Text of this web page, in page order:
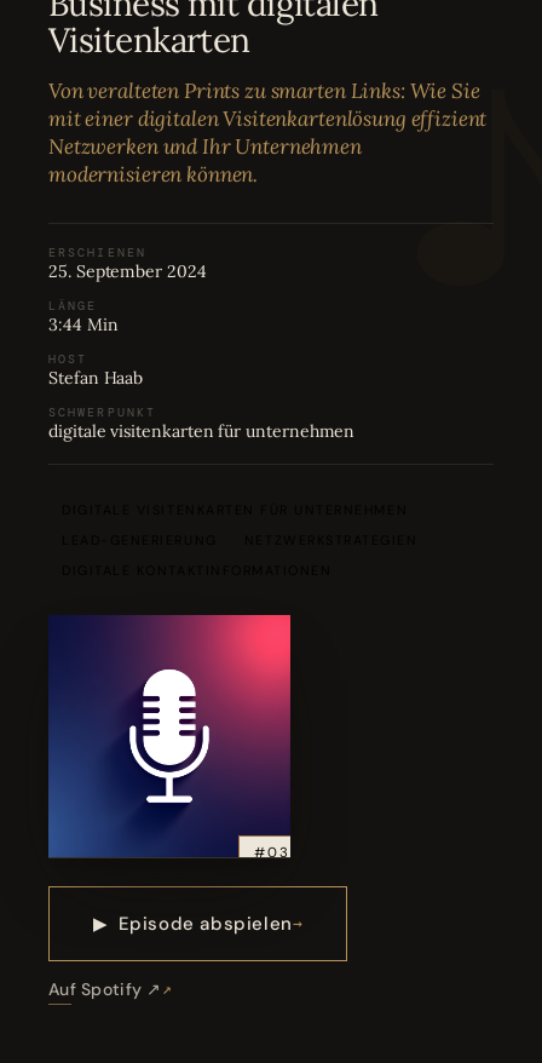
04 Bewertungen
Karriere
06 Partnerprogramm
Visitenkarten
Von veralteten Prints zu smarten Links: Wie Sie
mit einer digitalen Visitenkartenlösung effizient
Netzwerken und Ihr Unternehmen
modernisieren können.
ERSCHIENEN
25. September 2024
LÄNGE
3:44 Min
HOST
Stefan Haab
SCHWERPUNKT
digitale visitenkarten für unternehmen
#03
▶ Episode abspielen
Auf Spotify ↗